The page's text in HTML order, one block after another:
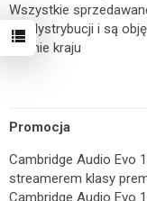
Wszystkie
linii dystrybucji i są
terenie kraju
Promocja
Cambridge Audio Evo
streamerem klasy
Cambridge Audio Evo